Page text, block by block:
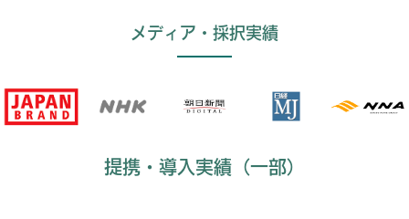
医、心療内科専門医、精神科専門医
※厚生労働省告示可能専門資格一覧順
メディア・採択実績
提携・導入実績（一部）